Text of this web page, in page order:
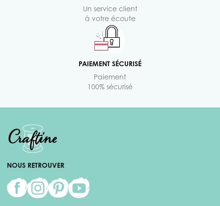
Un service client
à votre écoute
PAIEMENT SÉCURISÉ
Paiement
100% sécurisé
NOUS RETROUVER